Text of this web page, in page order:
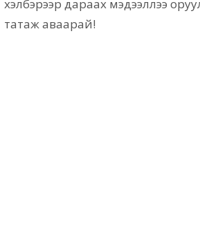
хэлбэрээр дараах мэдээллээ
татаж аваарай!